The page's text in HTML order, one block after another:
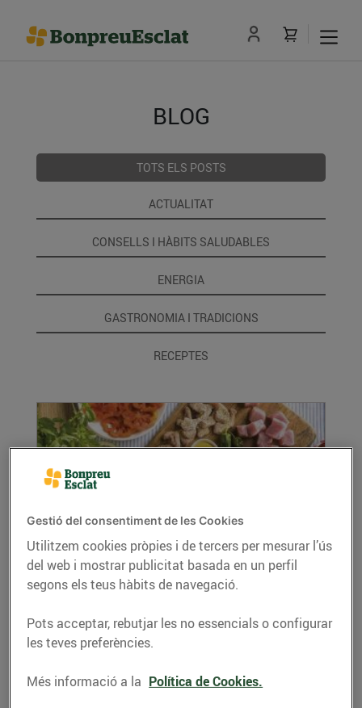
BLOG
TOTS ELS POSTS
ACTUALITAT
CONSELLS I HÀBITS SALUDABLES
ENERGIA
GASTRONOMIA I TRADICIONS
RECEPTES
Recepta de fondue de carn
03/de gener/2020
Recepta de fondue de carn, ingredients per a 4
persones: 250 g de llom de porc en un tros ...
Gestió del consentiment de les Cookies
Utilitzem cookies pròpies i de tercers per mesurar l’ús
del web i mostrar publicitat basada en un perfil
segons els teus hàbits de navegació.
Pots acceptar, rebutjar les no essencials o configurar
les teves preferències.
Més informació a la Política de Cookies.